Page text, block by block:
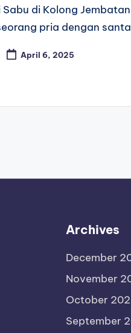
Sabu di Kolong
pria dengan
April 6, 2025
Archives
December
November
October
September